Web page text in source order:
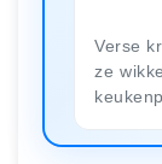
Verse
ze